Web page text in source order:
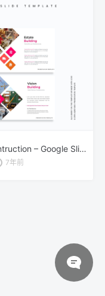
建筑设计/建筑策划谷歌幻灯片模板 Contruction – Google Slides Template
7年前